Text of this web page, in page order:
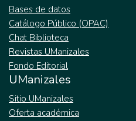
esta forma las
clientes,
con el entorno
Bases de datos
Catálogo Público (OPAC)
Chat Biblioteca
Revistas UManizales
Fondo Editorial
UManizales
Sitio UManizales
Oferta académica